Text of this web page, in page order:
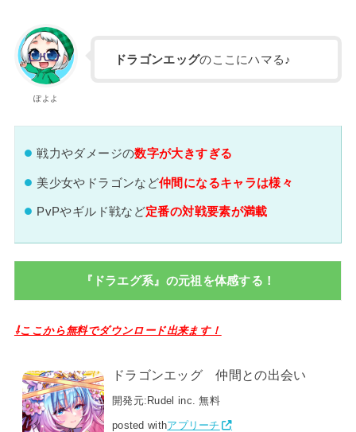
ぽよよ
ドラゴンエッグのここにハマる♪
戦力やダメージの数字が大きすぎる
美少女やドラゴンなど仲間になるキャラは様々
PvPやギルド戦など定番の対戦要素が満載
『ドラエグ系』の元祖を体感する！
⇩ここから無料でダウンロード出来ます！
ドラゴンエッグ 仲間との出会い
開発元:Rudel inc. 無料
posted withアプリーチ